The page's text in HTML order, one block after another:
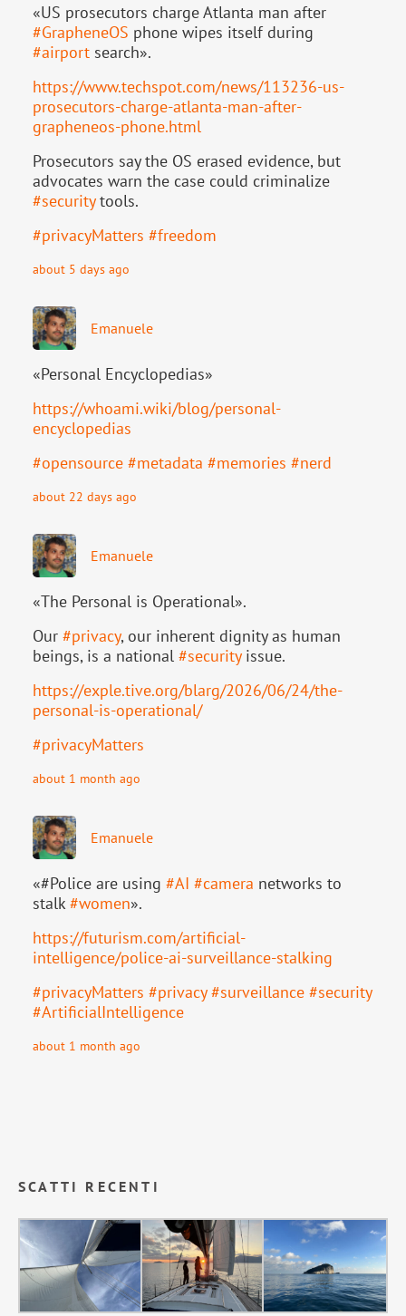
«US prosecutors charge Atlanta man after
#GrapheneOS phone wipes itself during
#airport search».
https://www.techspot.com/news/113236-us-
prosecutors-charge-atlanta-man-after-
grapheneos-phone.html
Prosecutors say the OS erased evidence, but
advocates warn the case could criminalize
#securitytools.
#privacyMatters #freedom
about 5 days ago
Emanuele
«Personal Encyclopedias»
https://whoami.wiki/blog/personal-
encyclopedias
#opensource #metadata #memories #nerd
about 22 days ago
Emanuele
«The Personal is Operational».
Our #privacy, our inherent dignity as human
beings, is a national #securityissue.
https://exple.tive.org/blarg/2026/06/24/the-
personal-is-operational/
#privacyMatters
about 1 month ago
Emanuele
«#Police are using #AI #camera networks to
stalk#women».
https://futurism.com/artificial-
intelligence/police-ai-surveillance-stalking
#privacyMatters #privacy #surveillance #security
#ArtificialIntelligence
about 1 month ago
SCATTI RECENTI